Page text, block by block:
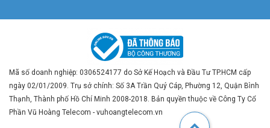
Mã số doanh nghiệp: 0306524177 do Sở Kế Hoạch và Đầu Tư TP.HCM cấp
ngày 02/01/2009. Trụ sở chính: Số 3A Trần Quý Cáp, Phường 12, Quận Bình
Thạnh, Thành phố Hồ Chí Minh 2008-2018. Bản quyền thuộc về Công Ty Cổ
Phần Vũ Hoàng Telecom - vuhoangtelecom.vn